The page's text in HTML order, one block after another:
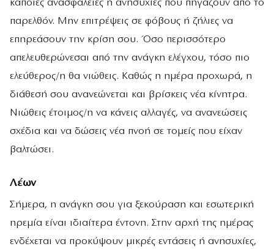
κάποιες ανασφάλειες ή ανησυχίες που πηγάζουν από το
παρελθόν. Μην επιτρέψεις σε φόβους ή ζήλιες να
επηρεάσουν την κρίση σου. Όσο περισσότερο
απελευθερώνεσαι από την ανάγκη ελέγχου, τόσο πιο
ελεύθερος/η θα νιώθεις. Καθώς η ημέρα προχωρά, η
διάθεσή σου ανανεώνεται και βρίσκεις νέα κίνητρα.
Νιώθεις έτοιμος/η να κάνεις αλλαγές, να ανανεώσεις
σχέδια και να δώσεις νέα πνοή σε τομείς που είχαν
βαλτώσει.
Λέων
Σήμερα, η ανάγκη σου για ξεκούραση και εσωτερική
ηρεμία είναι ιδιαίτερα έντονη. Στην αρχή της ημέρας
ενδέχεται να προκύψουν μικρές εντάσεις ή ανησυχίες,